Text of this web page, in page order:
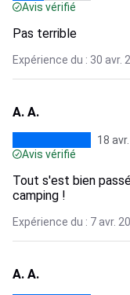
Avis vérifié
Pas terrible
Expérience du : 30 avr.
A. A.
18
Avis vérifié
Tout s'est bien
camping !
Expérience du : 7 avr.
A. A.